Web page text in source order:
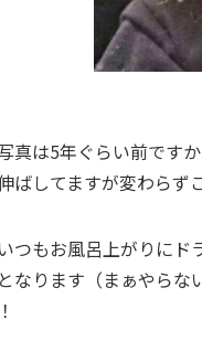
真は5年ぐらい前です
ばしてますが変わらず
つもお風呂上がりにド
なります（まぁやらな